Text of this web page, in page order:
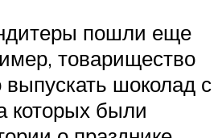
пошли еще
товарищество
шоколад с
которых были